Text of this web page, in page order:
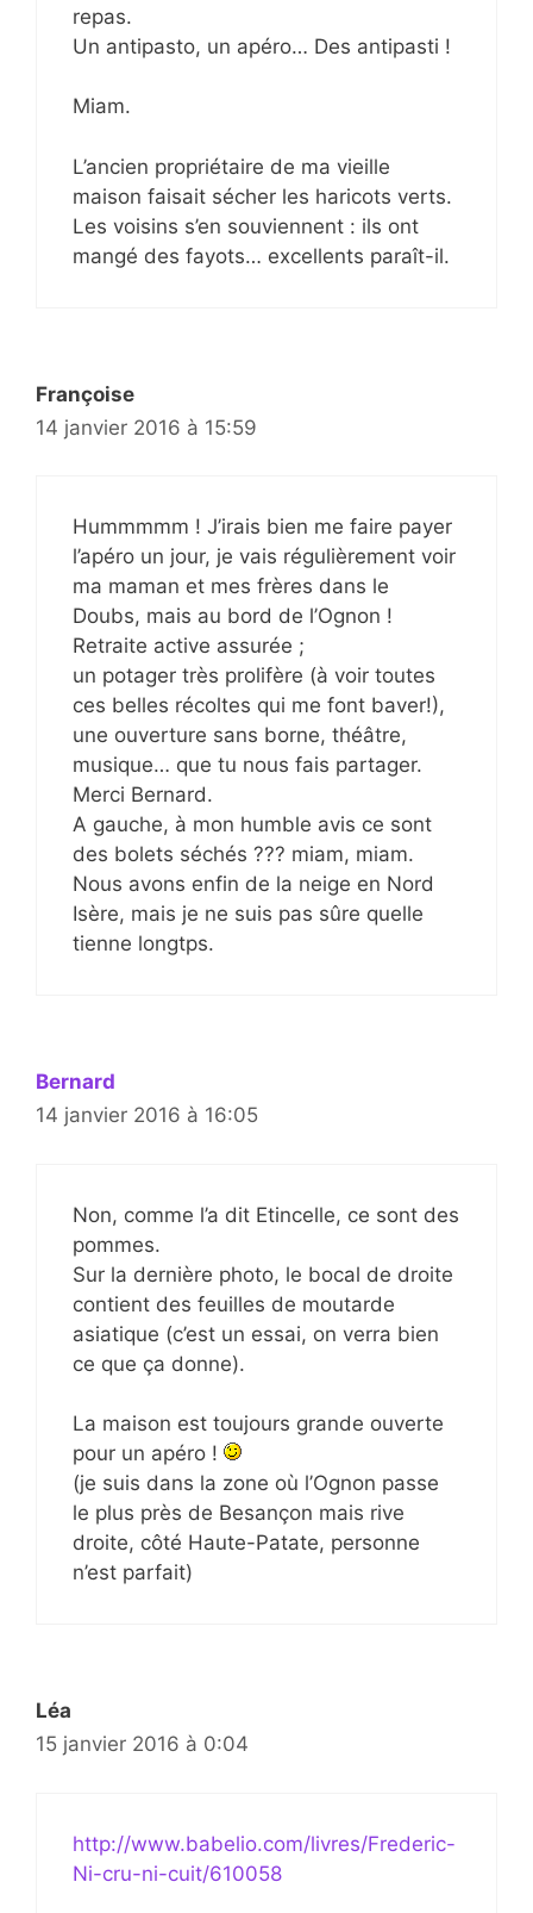
repas.
Un antipasto, un apéro… Des antipasti !
Miam.
L’ancien propriétaire de ma vieille
maison faisait sécher les haricots verts.
Les voisins s’en souviennent : ils ont
mangé des fayots… excellents paraît-il.
Françoise
14 janvier 2016 à 15:59
Hummmmm ! J’irais bien me faire payer
l’apéro un jour, je vais régulièrement voir
ma maman et mes frères dans le
Doubs, mais au bord de l’Ognon !
Retraite active assurée ;
un potager très prolifère (à voir toutes
ces belles récoltes qui me font baver!),
une ouverture sans borne, théâtre,
musique… que tu nous fais partager.
Merci Bernard.
A gauche, à mon humble avis ce sont
des bolets séchés ??? miam, miam.
Nous avons enfin de la neige en Nord
Isère, mais je ne suis pas sûre quelle
tienne longtps.
Bernard
14 janvier 2016 à 16:05
Non, comme l’a dit Etincelle, ce sont des
pommes.
Sur la dernière photo, le bocal de droite
contient des feuilles de moutarde
asiatique (c’est un essai, on verra bien
ce que ça donne).
La maison est toujours grande ouverte
pour un apéro !
(je suis dans la zone où l’Ognon passe
le plus près de Besançon mais rive
droite, côté Haute-Patate, personne
n’est parfait)
Léa
15 janvier 2016 à 0:04
http://www.babelio.com/livres/Frederic-
Ni-cru-ni-cuit/610058